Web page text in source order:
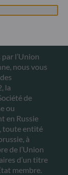
l’Union
nous vous
la
de
ou
en Russie
toute entité
à
de l’Union
d’un titre
membre.